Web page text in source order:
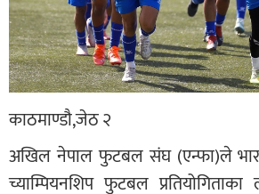
काठमाण्डौ,जेठ २
अखिल नेपाल फुटबल संघ (एन्फा)ले
च्याम्पियनशिप फुटबल